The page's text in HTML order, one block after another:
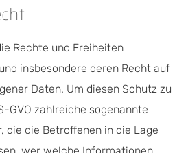
Rechte und Freiheiten
insbesondere deren Recht auf
Daten. Um diesen Schutz zu
GVO zahlreiche sogenannte
die die Betroffenen in die Lage
wer welche Informationen